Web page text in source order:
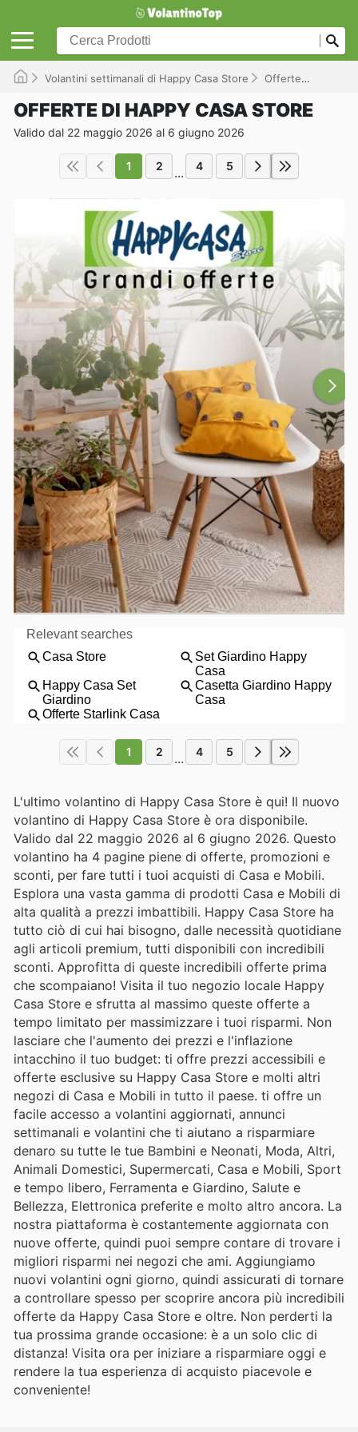
Volantini settimanali di Happy Casa Store Offerte
OFFERTE DI HAPPY CASA STORE
Valido dal 22 maggio 2026 al 6 giugno 2026
1 2 ... 4 5
1 2 ... 4 5
L'ultimo volantino di Happy Casa Store è qui! Il nuovo
volantino di Happy Casa Store è ora disponibile.
Valido dal 22 maggio 2026 al 6 giugno 2026. Questo
volantino ha 4 pagine piene di offerte, promozioni e
sconti, per fare tutti i tuoi acquisti di Casa e Mobili.
Esplora una vasta gamma di prodotti Casa e Mobili di
alta qualità a prezzi imbattibili. Happy Casa Store ha
tutto ciò di cui hai bisogno, dalle necessità quotidiane
agli articoli premium, tutti disponibili con incredibili
sconti. Approfitta di queste incredibili offerte prima
che scompaiano! Visita il tuo negozio locale Happy
Casa Store e sfrutta al massimo queste offerte a
tempo limitato per massimizzare i tuoi risparmi. Non
lasciare che l'aumento dei prezzi e l'inflazione
intacchino il tuo budget: ti offre prezzi accessibili e
offerte esclusive su Happy Casa Store e molti altri
negozi di Casa e Mobili in tutto il paese. ti offre un
facile accesso a volantini aggiornati, annunci
settimanali e volantini che ti aiutano a risparmiare
denaro su tutte le tue Bambini e Neonati, Moda, Altri,
Animali Domestici, Supermercati, Casa e Mobili, Sport
e tempo libero, Ferramenta e Giardino, Salute e
Bellezza, Elettronica preferite e molto altro ancora. La
nostra piattaforma è costantemente aggiornata con
nuove offerte, quindi puoi sempre contare di trovare i
migliori risparmi nei negozi che ami. Aggiungiamo
nuovi volantini ogni giorno, quindi assicurati di tornare
a controllare spesso per scoprire ancora più incredibili
offerte da Happy Casa Store e oltre. Non perderti la
tua prossima grande occasione: è a un solo clic di
distanza! Visita ora per iniziare a risparmiare oggi e
rendere la tua esperienza di acquisto piacevole e
conveniente!